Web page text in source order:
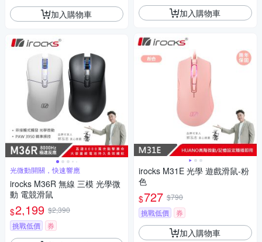
加入購物車
光微動開關，快速響應
irocks M36R 無線 三模 光學微
動 電競滑鼠
$2,199 $2,390
挑戰低價
券
加入購物車
irocks M31E 光學 遊戲滑鼠-粉
色
$727 $790
挑戰低價
券
加入購物車